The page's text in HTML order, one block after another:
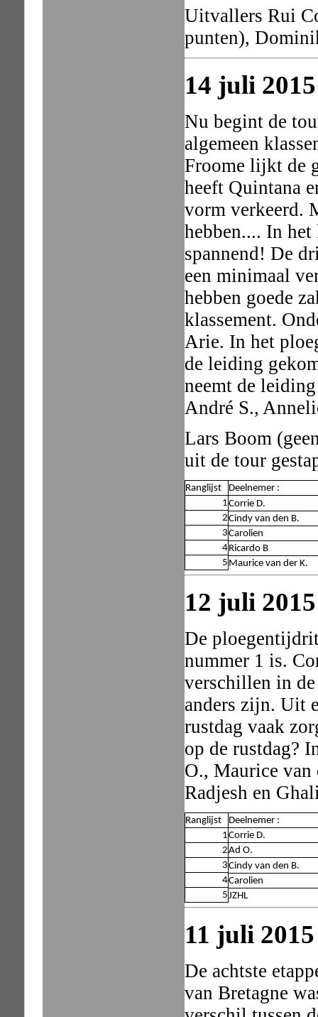
Uitvallers Rui
punten),
14 juli
Nu begint de
algemeen
Froome lijkt de
heeft Quintana
vorm verkeerd.
hebben.... In
spannend! De
een minimaal
hebben goede
klassement.
Arie. In het
de leiding
neemt de
André S.,
Lars Boom
uit de tour
Ranglijst
Deelnemer :
1Corrie D.
2Cindy van den B.
3Carolien
4Ricardo B
5 Maurice van der K.
12 juli
De
nummer 1 is.
verschillen in
anders zijn. Uit
rustdag vaak
op de rustdag?
O., Maurice
Radjesh en
Ranglijst
Deelnemer :
1Corrie D.
2Ad O.
3Cindy van den B.
4Carolien
5JZHL
11 juli
De achtste
van Bretagne